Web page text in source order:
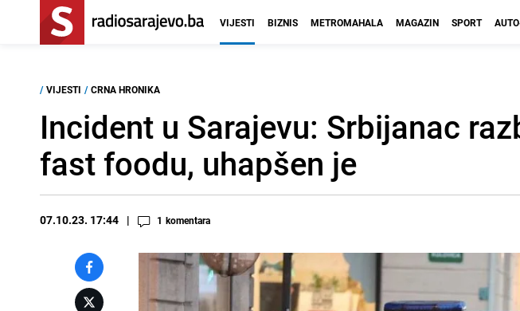
VIJESTI BIZNIS METROMAHALA MAGAZIN SPORT
/ VIJESTI / CRNA HRONIKA
Incident u Sarajevu: Srbijanac
fast foodu, uhapšen je
07.10.23. 17:44 1 komentara